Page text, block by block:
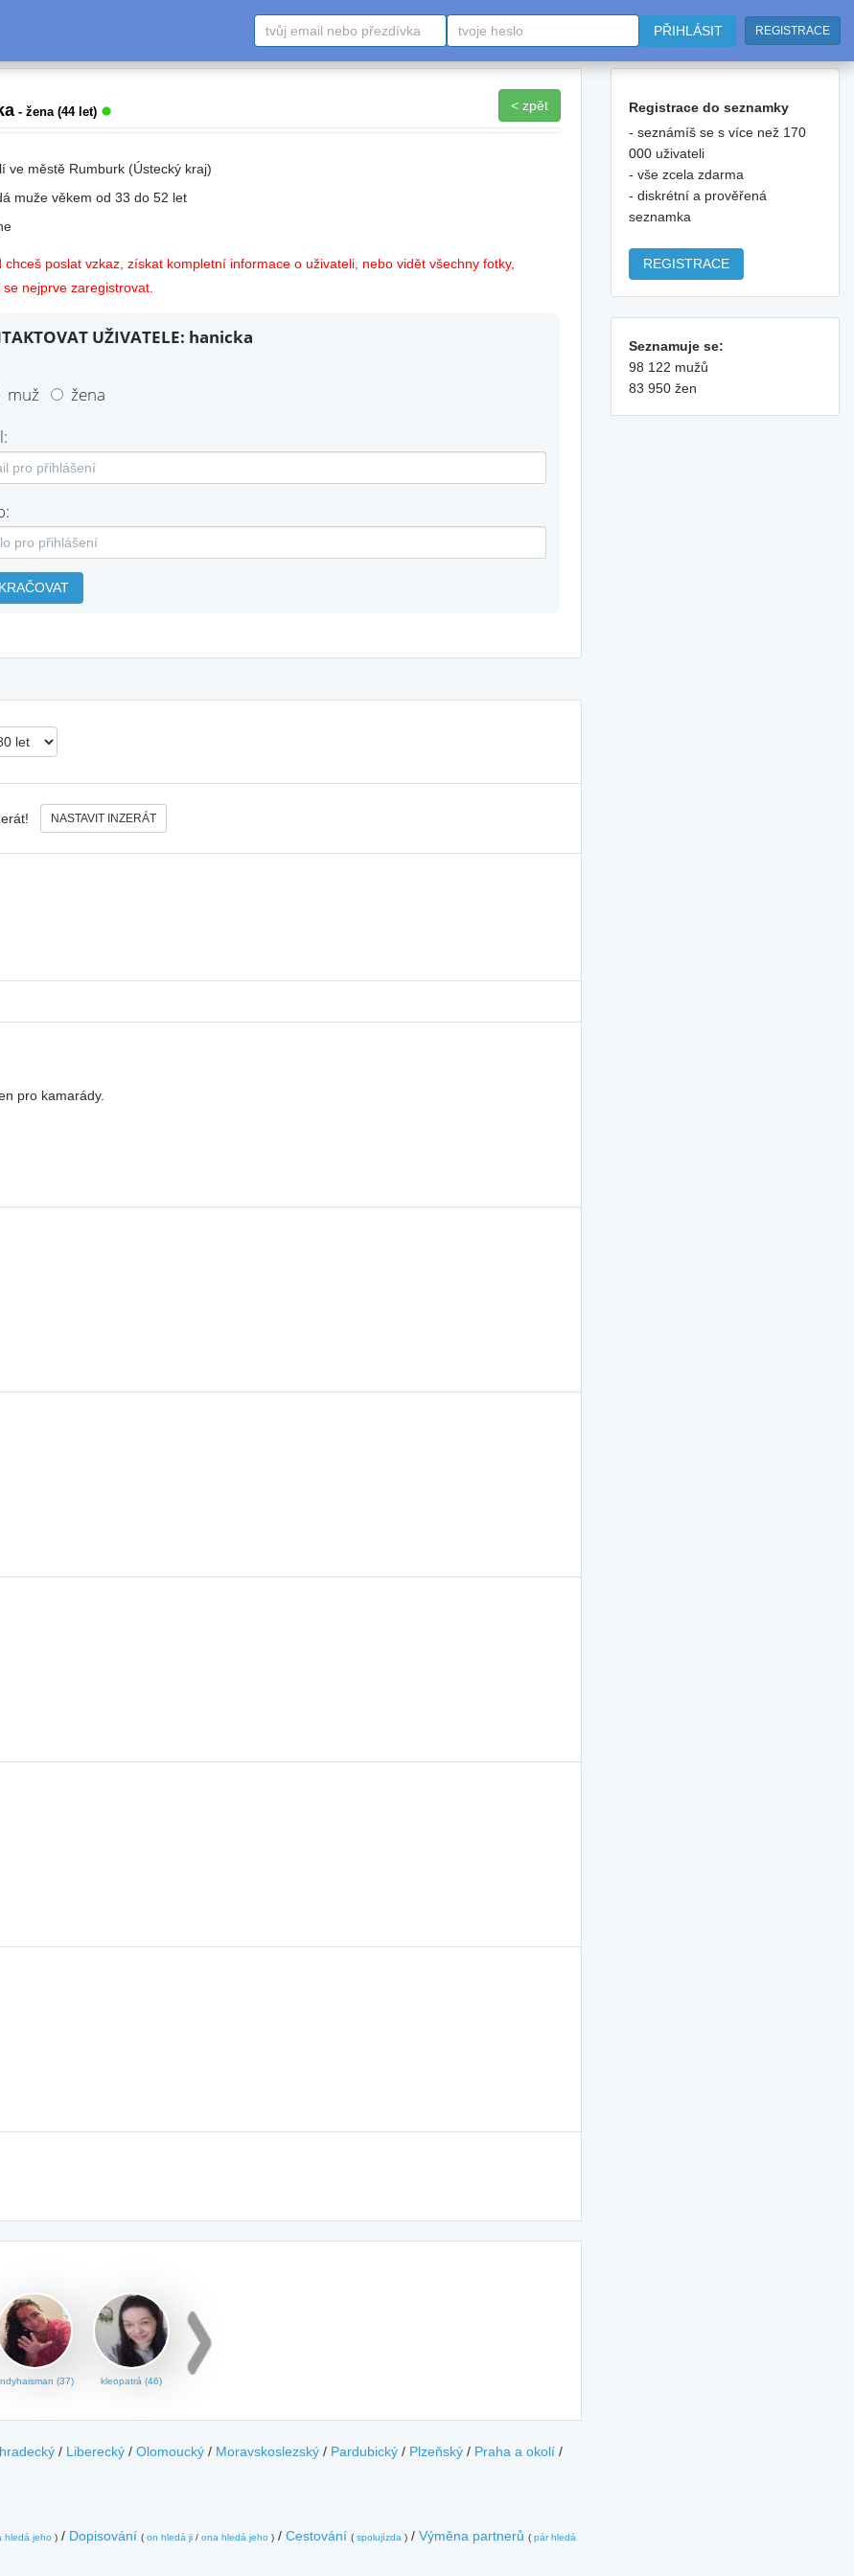
PŘIHLÁSIT REGISTRACE
- žena (44 let) < zpět
ve městě Rumburk (Ústecký kraj)
muže věkem od 33 do 52 let
chceš poslat vzkaz, získat kompletní informace o uživateli, nebo vidět všechny fotky,
se nejprve zaregistrovat.
UŽIVATELE: hanicka
muž
žena
NASTAVIT INZERÁT
pro kamarády.
(37) kleopatrá (46)
/ Liberecký / Olomoucký / Moravskoslezský / Pardubický / Plzeňský / Praha a okolí /
hledá jeho ) / Dopisování ( on hledá ji / ona hledá jeho ) / Cestování ( spolujízda ) / Výměna partnerů ( pár hledá
Registrace do seznamky
- seznámíš se s více než 170
000 uživateli
- vše zcela zdarma
- diskrétní a prověřená
seznamka
REGISTRACE
Seznamuje se:
98 122 mužů
83 950 žen